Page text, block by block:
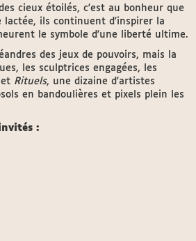
cieux étoilés, c'est au bonheur que
lactée, ils continuent d'inspirer la
le symbole d'une liberté ultime.
des jeux de pouvoirs, mais la
les sculptrices engagées, les
et Rituels, une dizaine d'artistes
en bandoulières et pixels plein les
: